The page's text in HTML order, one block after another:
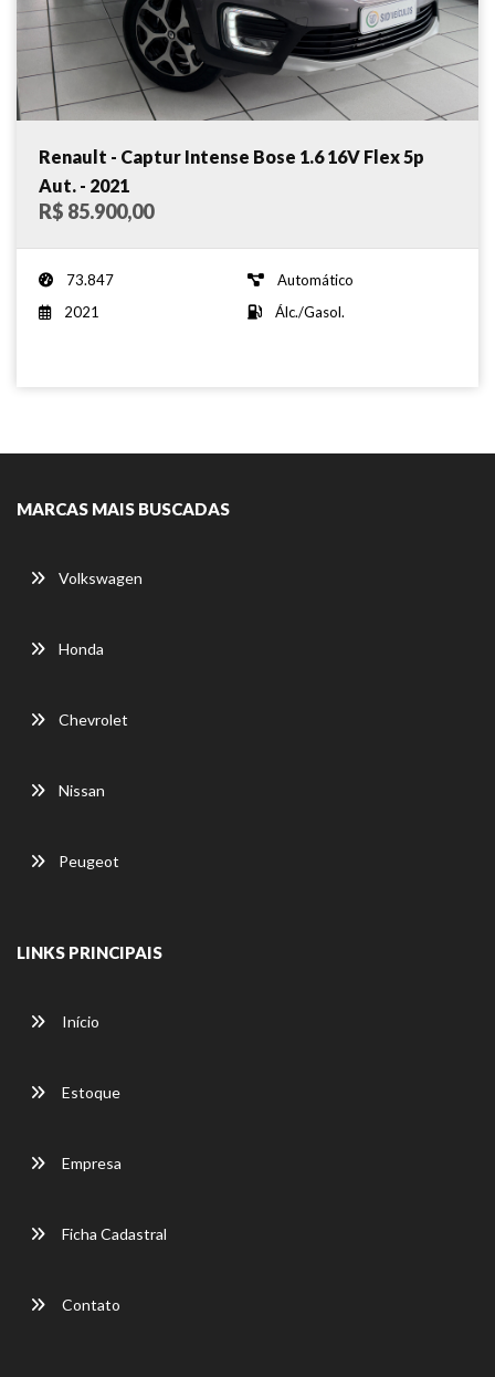
Renault - Captur Intense Bose 1.6 16V Flex 5p
Aut. - 2021
R$ 85.900,00
73.847
Automático
2021
Álc./Gasol.
MARCAS MAIS BUSCADAS
Volkswagen
Honda
Chevrolet
Nissan
Peugeot
LINKS PRINCIPAIS
Início
Estoque
Empresa
Ficha Cadastral
Contato